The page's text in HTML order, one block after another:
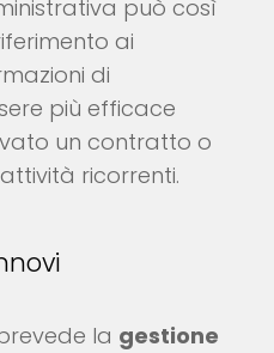
può così
ai
di
più efficace
un contratto o
ricorrenti.
la gestione